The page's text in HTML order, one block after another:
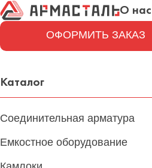
О нас
ОФОРМИТЬ ЗАКАЗ
Каталог
Соединительная арматура
Емкостное оборудование